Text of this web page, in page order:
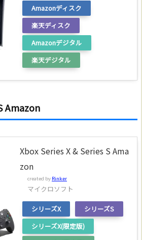
Amazonディスク
楽天ディスク
Amazonデジタル
楽天デジタル
Amazon
Xbox Series X & Series S Ama
zon
created by Rinker
マイクロソフト
シリーズX
シリーズS
シリーズX(限定版)